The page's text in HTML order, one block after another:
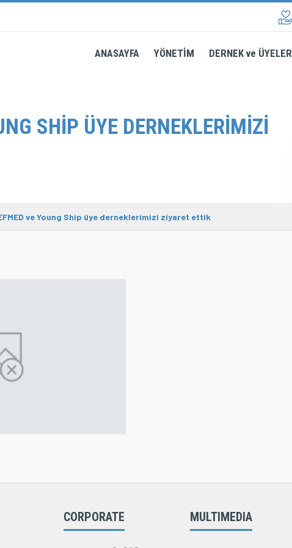
ANASAYFA YÖNETİM DERNEK ve ÜYELER
SHIP ÜYE DERNEKLERIMIZI
ve Young Ship üye derneklerimizi ziyaret ettik
CORPORATE MULTIMEDIA